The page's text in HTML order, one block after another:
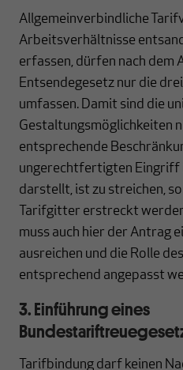
Allgemeinverbindliche
Arbeitsverhältnisse
erfassen, dürfen nach dem
Entsendegesetz nur die
umfassen. Damit sind die
Gestaltungsmöglichkeiten
entsprechende
ungerechtfertigten Eingriff
darstellt, ist zu streichen,
Tarifgitter erstreckt
muss auch hier der Antrag
ausreichen und die Rolle
entsprechend angepasst
3. Einführung eines
Tarifbindung darf keinen